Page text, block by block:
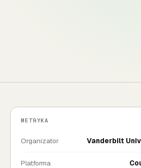
METRYKA
Organizator Vanderbilt
Platforma